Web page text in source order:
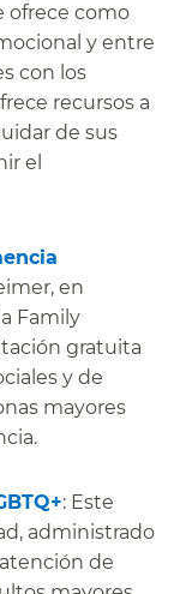
ofrece como
y entre
con los
recursos a
de sus
el
en
Family
gratuita
y de
mayores
: Este
administrado
de